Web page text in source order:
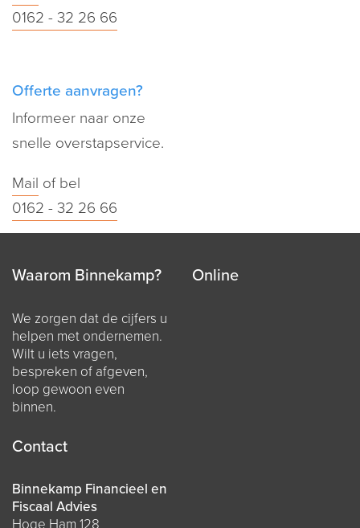
0162 - 32 26 66
Offerte aanvragen?
Informeer naar onze
snelle overstapservice.
Mail of bel
0162 - 32 26 66
Waarom Binnekamp?
We zorgen dat de cijfers u
helpen met ondernemen.
Wilt u iets vragen,
bespreken of afgeven,
loop gewoon even
binnen.
Online
Contact
Binnekamp Financieel en
Fiscaal Advies